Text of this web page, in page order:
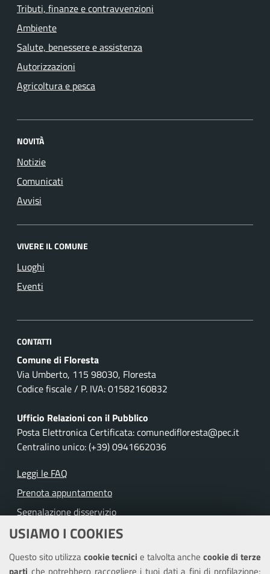
USIAMO I COOKIES
Questo sito utilizzacookie tecnicie talvolta anche cookie di terze
Tributi, finanze e contravvenzioni
Ambiente
Salute, benessere e assistenza
Autorizzazioni
Agricoltura e pesca
NOVITÀ
Notizie
Comunicati
Avvisi
VIVERE IL COMUNE
Luoghi
Eventi
CONTATTI
Comune di Floresta
Via Umberto, 115 98030, Floresta
Codice fiscale / P. IVA: 01582160832
Ufficio Relazioni con il Pubblico
Posta Elettronica Certificata: comunedifloresta@pec.it
Centralino unico: (+39) 0941662036
Leggi le FAQ
Prenota appuntamento
Segnalazione disservizio
Richiesta assistenza
Amministrazione trasparente